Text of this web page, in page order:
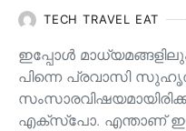
TECH TRAVEL EAT
ഇപ്പോൾ
പിന്നെ പ്രവാസി
എക്സ്പോ. എന്താണ്